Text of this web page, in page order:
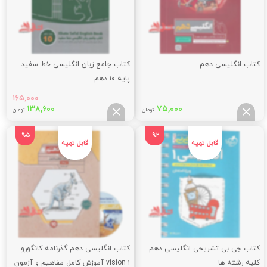
کتاب انگلیسی دهم
۷۵,۰۰۰ تومان
کتاب جامع زبان انگلیسی خط سفید
پایه ۱۰ دهم
۱۶۵,۰۰۰
قیمت
۱۶۵,۰۰۰
تومان
بود.
۱۳۸,۶۰۰ تومان
کتاب جی بی تشریحی انگلیسی دهم
کلیه رشته ها
کتاب انگلیسی دهم گذرنامه کانگورو
vision ۱ آموزش کامل مفاهیم و آزمون